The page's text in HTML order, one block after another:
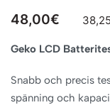
48,00€
Geko LCD
Snabb och precis
spänning och